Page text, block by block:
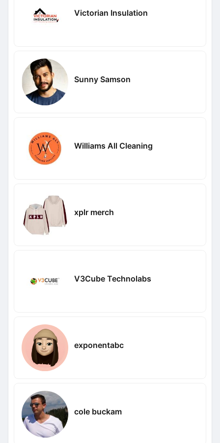
Victorian Insulation
Sunny Samson
Williams All Cleaning
xplr merch
V3Cube Technolabs
exponentabc
cole buckam